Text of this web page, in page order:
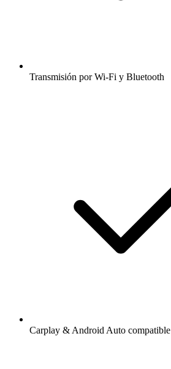
Transmisión por Wi-Fi y Bluetooth
Carplay & Android Auto compatible